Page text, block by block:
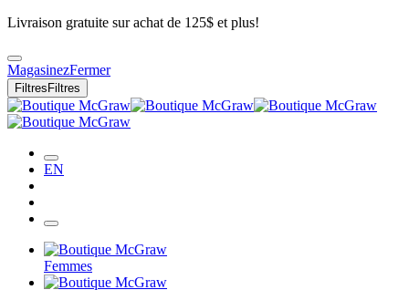
Livraison gratuite sur achat de 125$ et plus!
MagasinezFermer
Filtres Filtres
EN
Femmes